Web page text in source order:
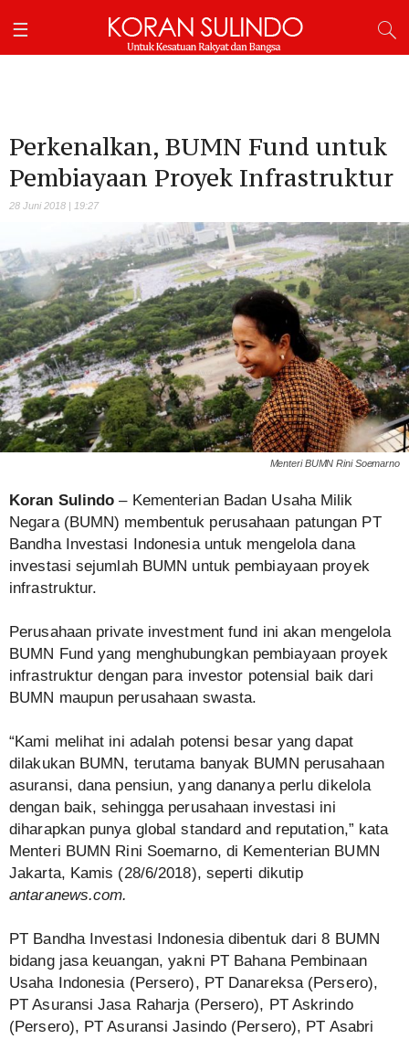
Perkenalkan, BUMN Fund untuk
Pembiayaan Proyek Infrastruktur
28 Juni 2018 | 19:27
Menteri BUMN Rini Soemarno
Koran Sulindo – Kementerian Badan Usaha Milik
Negara (BUMN) membentuk perusahaan patungan PT
Bandha Investasi Indonesia untuk mengelola dana
investasi sejumlah BUMN untuk pembiayaan proyek
infrastruktur.
Perusahaan private investment fund ini akan mengelola
BUMN Fund yang menghubungkan pembiayaan proyek
infrastruktur dengan para investor potensial baik dari
BUMN maupun perusahaan swasta.
“Kami melihat ini adalah potensi besar yang dapat
dilakukan BUMN, terutama banyak BUMN perusahaan
asuransi, dana pensiun, yang dananya perlu dikelola
dengan baik, sehingga perusahaan investasi ini
diharapkan punya global standard and reputation,” kata
Menteri BUMN Rini Soemarno, di Kementerian BUMN
Jakarta, Kamis (28/6/2018), seperti dikutip
antaranews.com.
PT Bandha Investasi Indonesia dibentuk dari 8 BUMN
bidang jasa keuangan, yakni PT Bahana Pembinaan
Usaha Indonesia (Persero), PT Danareksa (Persero),
PT Asuransi Jasa Raharja (Persero), PT Askrindo
(Persero), PT Asuransi Jasindo (Persero), PT Asabri